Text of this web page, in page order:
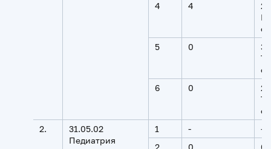
4
4
2
5
0
3
6
0
2
2.
31.05.02
Педиатрия
1 -
-
2
0
0